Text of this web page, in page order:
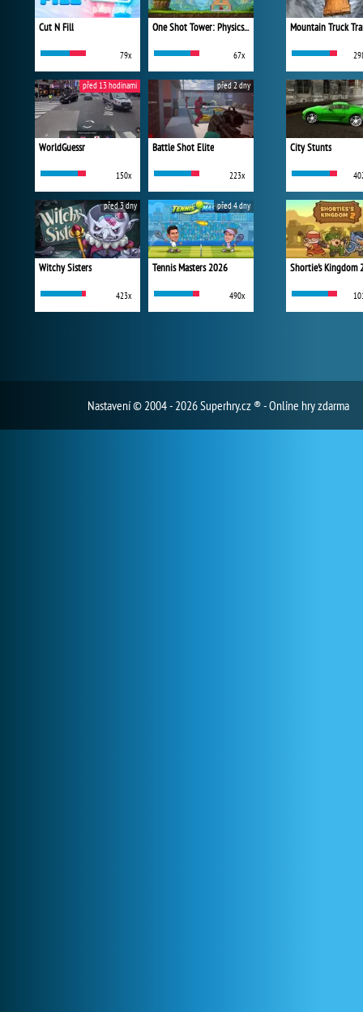
Cut N Fill
79x
One Shot Tower: Physics Destroyer
67x
WorldGuessr
150x
před 13 hodinami
Battle Shot Elite
223x
před 2 dny
Witchy Sisters
423x
před 3 dny
Tennis Masters 2026
490x
před 4 dny
Mountain Truck
City Stunts
Shortie's Kingdom
Nastavení© 2004 - 2026 Superhry.cz ® - Online hry zdarma